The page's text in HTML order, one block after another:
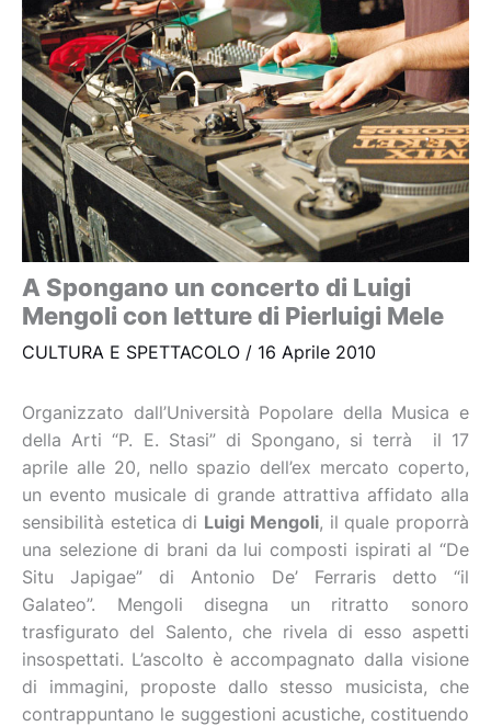
A Spongano un concerto di Luigi
Mengoli con letture di Pierluigi Mele
CULTURA E SPETTACOLO / 16 Aprile 2010
Organizzato dall’Università Popolare della Musica e
della Arti “P. E. Stasi” di Spongano, si terrà il 17
aprile alle 20, nello spazio dell’ex mercato coperto,
un evento musicale di grande attrattiva affidato alla
sensibilità estetica di Luigi Mengoli, il quale proporrà
una selezione di brani da lui composti ispirati al “De
Situ Japigae” di Antonio De’ Ferraris detto “il
Galateo”. Mengoli disegna un ritratto sonoro
trasfigurato del Salento, che rivela di esso aspetti
insospettati. L’ascolto è accompagnato dalla visione
di immagini, proposte dallo stesso musicista, che
contrappuntano le suggestioni acustiche, costituendo